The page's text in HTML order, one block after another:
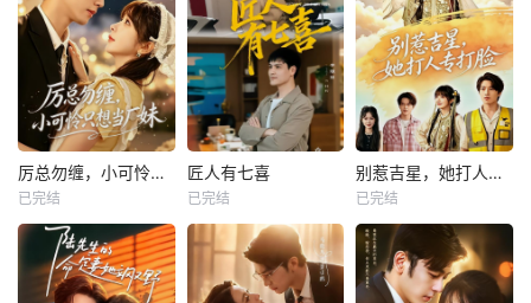
厉总勿缠，小可怜只想当厂妹
已完结
匠人有七喜
已完结
别惹吉星，她打人专打脸
已完结